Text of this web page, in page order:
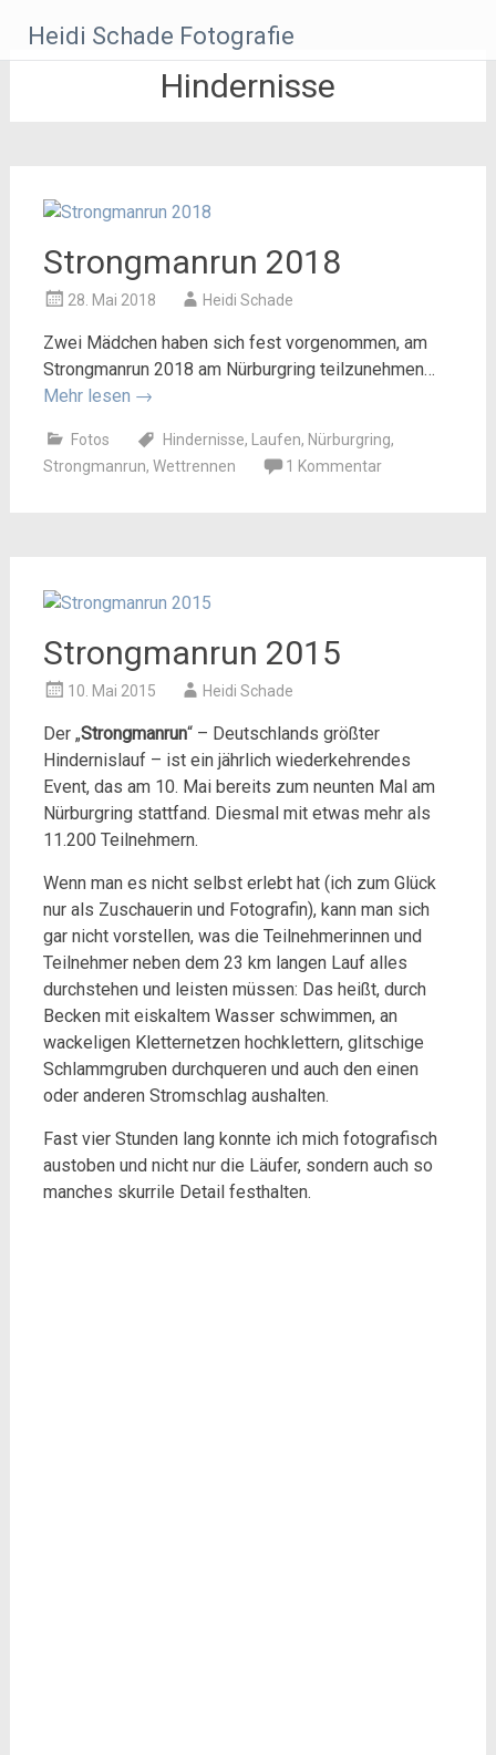
Inhalt
springen
Heidi Schade Fotografie
Hindernisse
Strongmanrun 2018
28. Mai 2018 Heidi Schade
Zwei Mädchen haben sich fest vorgenommen, am
Strongmanrun 2018 am Nürburgring teilzunehmen…
Mehr lesen →
Fotos Hindernisse, Laufen, Nürburgring,
Strongmanrun, Wettrennen 1 Kommentar
Strongmanrun 2015
10. Mai 2015 Heidi Schade
Der „Strongmanrun“ – Deutschlands größter
Hindernislauf – ist ein jährlich wiederkehrendes
Event, das am 10. Mai bereits zum neunten Mal am
Nürburgring stattfand. Diesmal mit etwas mehr als
11.200 Teilnehmern.
Wenn man es nicht selbst erlebt hat (ich zum Glück
nur als Zuschauerin und Fotografin), kann man sich
gar nicht vorstellen, was die Teilnehmerinnen und
Teilnehmer neben dem 23 km langen Lauf alles
durchstehen und leisten müssen: Das heißt, durch
Becken mit eiskaltem Wasser schwimmen, an
wackeligen Kletternetzen hochklettern, glitschige
Schlammgruben durchqueren und auch den einen
oder anderen Stromschlag aushalten.
Fast vier Stunden lang konnte ich mich fotografisch
austoben und nicht nur die Läufer, sondern auch so
manches skurrile Detail festhalten.